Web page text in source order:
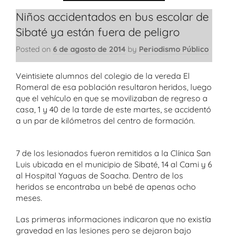
Niños accidentados en bus escolar de
Sibaté ya están fuera de peligro
Posted on 6 de agosto de 2014 by Periodismo Público
Veintisiete alumnos del colegio de la vereda El
Romeral de esa población resultaron heridos, luego
que el vehículo en que se movilizaban de regreso a
casa, 1 y 40 de la tarde de este martes, se accidentó
a un par de kilómetros del centro de formación.
7 de los lesionados fueron remitidos a la Clínica San
Luis ubicada en el municipio de Sibaté, 14 al Cami y 6
al Hospital Yaguas de Soacha. Dentro de los
heridos se encontraba un bebé de apenas ocho
meses.
Las primeras informaciones indicaron que no existía
gravedad en las lesiones pero se dejaron bajo